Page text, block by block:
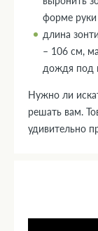
форме
длина
– 106 см,
дождя под
Нужно ли
решать вам.
удивительно